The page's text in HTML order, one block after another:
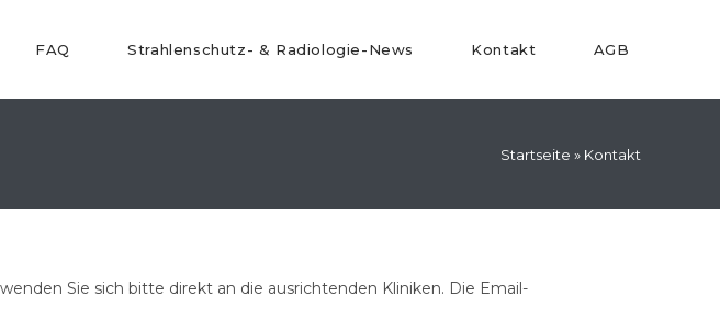
FAQ Strahlenschutz- & Radiologie-News Kontakt AGB
Startseite » Kontakt
Sie sich bitte direkt an die ausrichtenden Kliniken. Die Email-